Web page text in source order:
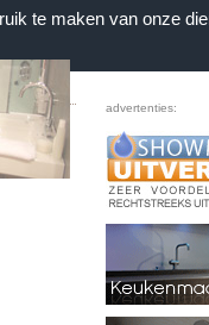
te maken van onze
Favorieten
advertenties: